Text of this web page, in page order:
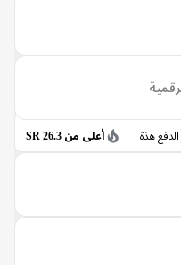
أعلى من 26.3 SR